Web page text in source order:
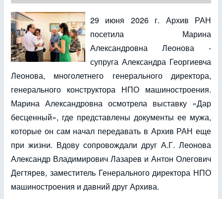
29 июня 2026 г. Архив РАН
посетила Марина
Александровна Леонова -
супруга Александра Георгиевча
Леонова, многолетнего генерального директора,
генерального конструктора НПО машиностроения.
Марина Александровна осмотрела выставку «Дар
бесценный», где представлены документы ее мужа,
которые он сам начал передавать в Архив РАН еще
при жизни. Вдову сопровождали друг А.Г. Леонова
Александр Владимирович Лазарев и Антон Олегович
Дегтярев, заместитель Генерального директора НПО
машиностроения и давний друг Архива.